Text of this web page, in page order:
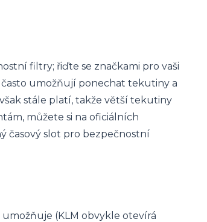
filtry; řiďte se značkami pro vaši
umožňují ponechat tekutiny a
stále platí, takže větší tekutiny
můžete si na oficiálních
časový slot pro bezpečnostní
(KLM obvykle otevírá